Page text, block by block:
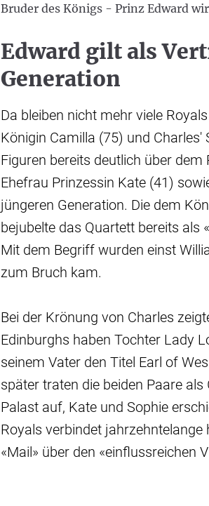
Bruder des Königs - Prinz Edward
Edward gilt als
Generation
Da bleiben nicht mehr viele
Königin Camilla (75) und
Figuren bereits deutlich über
Ehefrau Prinzessin Kate (41)
jüngeren Generation. Die dem
bejubelte das Quartett bereits als
Mit dem Begriff wurden einst
zum Bruch kam.
Bei der Krönung von Charles
Edinburghs haben Tochter Lady
seinem Vater den Titel Earl of
später traten die beiden Paare
Palast auf, Kate und Sophie
Royals verbindet
«Mail» über den «einflussreichen